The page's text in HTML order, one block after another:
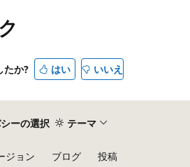
たか? はい いいえ
ーの選択 テーマ
ジョン ブログ 投稿